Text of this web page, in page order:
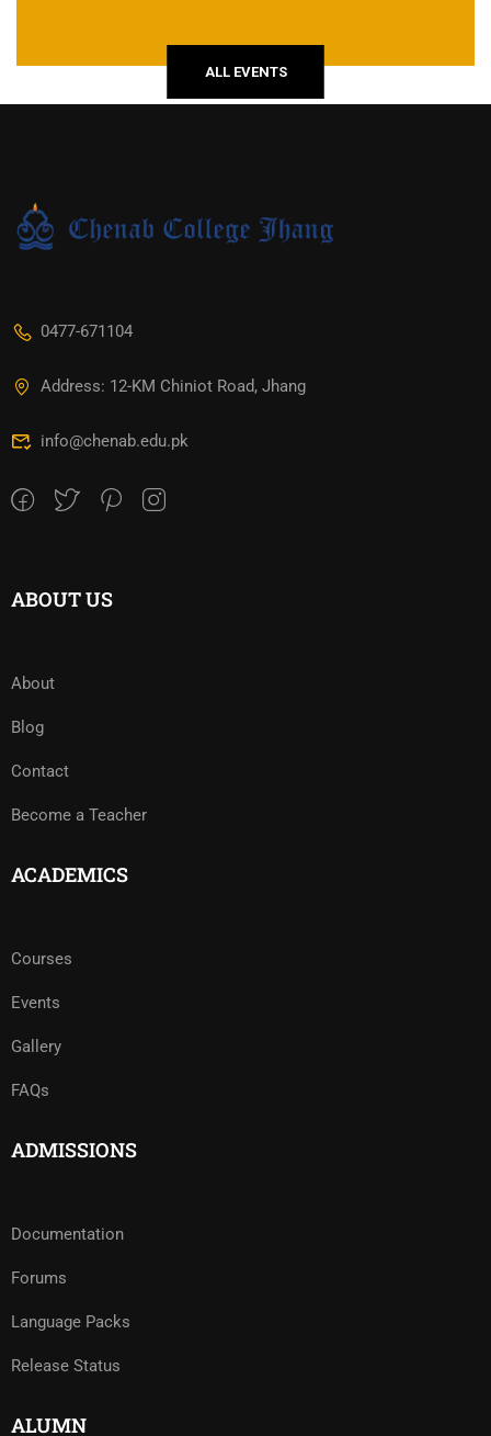
ALL EVENTS
0477-671104
Address: 12-KM Chiniot Road, Jhang
info@chenab.edu.pk
ABOUT US
About
Blog
Contact
Become a Teacher
ACADEMICS
Courses
Events
Gallery
FAQs
ADMISSIONS
Documentation
Forums
Language Packs
Release Status
ALUMN